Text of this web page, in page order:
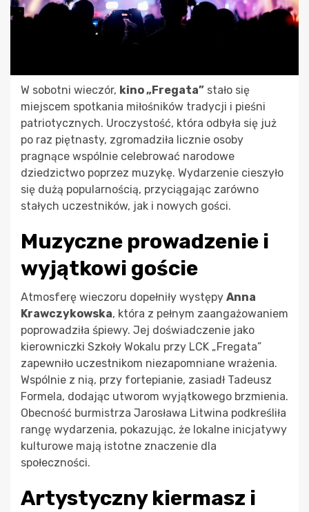
W sobotni wieczór, kino „Fregata” stało się
miejscem spotkania miłośników tradycji i pieśni
patriotycznych. Uroczystość, która odbyła się już
po raz piętnasty, zgromadziła licznie osoby
pragnące wspólnie celebrować narodowe
dziedzictwo poprzez muzykę. Wydarzenie cieszyło
się dużą popularnością, przyciągając zarówno
stałych uczestników, jak i nowych gości.
Muzyczne prowadzenie i
wyjątkowi goście
Atmosferę wieczoru dopełniły występy Anna
Krawczykowska, która z pełnym zaangażowaniem
poprowadziła śpiewy. Jej doświadczenie jako
kierowniczki Szkoły Wokalu przy LCK „Fregata”
zapewniło uczestnikom niezapomniane wrażenia.
Wspólnie z nią, przy fortepianie, zasiadł Tadeusz
Formela, dodając utworom wyjątkowego brzmienia.
Obecność burmistrza Jarosława Litwina podkreśliła
rangę wydarzenia, pokazując, że lokalne inicjatywy
kulturowe mają istotne znaczenie dla
społeczności.
Artystyczny kiermasz i